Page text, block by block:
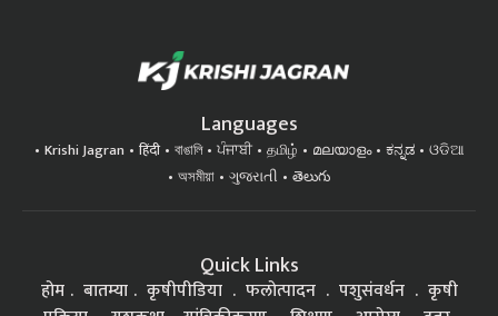
Languages
Krishi Jagran हिंदी বাঙালি ਪੰਜਾਬੀ தமிழ் മലയാളം ಕನ್ನಡ
ଓଡିଆ
অসমীয়া
ગુજરાતી తెలుగు
Quick Links
होम बातम्या कृषीपीडिया फलोत्पादन पशुसंवर्धन
कृषी